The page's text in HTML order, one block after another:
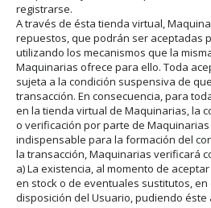
registrarse.
A través de ésta tienda virtual,
repuestos, que podrán ser aceptadas
utilizando los mecanismos que la
Maquinarias ofrece para ello. Toda
sujeta a la condición suspensiva de
transacción. En consecuencia, para
en la tienda virtual de Maquinarias, la
o verificación por parte de
indispensable para la formación del
la transacción, Maquinarias verificará
a) La existencia, al momento de
en stock o de eventuales sustitutos,
disposición del Usuario, pudiendo éste